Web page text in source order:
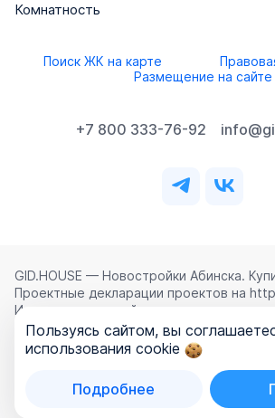
Комнатность
Поиск ЖК на карте
Размещение на сайте
+7 800 333-76-92
GID.HOUSE — Новостройки Абинска.
Проектные декларации проектов на
Использование сайта означает согласие
соглашением ,Политикой
Политикой обработки персональных
ООО «ГИД.ХАУЗ»
Пользуясь сайтом, вы
использования cookie
Подробнее